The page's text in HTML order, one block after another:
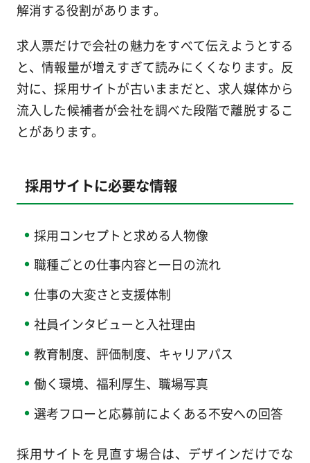
解消する役割があります。
求人票だけで会社の魅力をすべて伝えようとする
と、情報量が増えすぎて読みにくくなります。反
対に、採用サイトが古いままだと、求人媒体から
流入した候補者が会社を調べた段階で離脱するこ
とがあります。
採用サイトに必要な情報
採用コンセプトと求める人物像
職種ごとの仕事内容と一日の流れ
仕事の大変さと支援体制
社員インタビューと入社理由
教育制度、評価制度、キャリアパス
働く環境、福利厚生、職場写真
選考フローと応募前によくある不安への回答
採用サイトを見直す場合は、デザインだけでな